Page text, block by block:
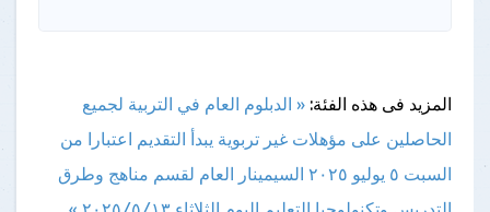
المزيد فى هذه الفئة: « الدبلوم العام في التربية لجميع
الحاصلين على مؤهلات غير تربوية يبدأ التقديم اعتبارا من
السبت ٥ يوليو ٢٠٢٥
السيمينار العام لقسم مناهج وطرق